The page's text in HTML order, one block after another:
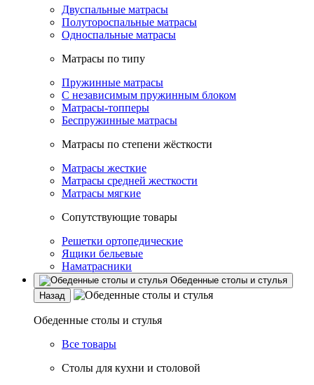
Двуспальные матрасы
Полутороспальные матрасы
Односпальные матрасы
Матрасы по типу
Пружинные матрасы
С независимым пружинным блоком
Матрасы-топперы
Беспружинные матрасы
Матрасы по степени жёсткости
Матрасы жесткие
Матрасы средней жесткости
Матрасы мягкие
Сопутствующие товары
Решетки ортопедические
Ящики бельевые
Наматрасники
Обеденные столы и стулья
Назад
Обеденные столы и стулья
Все товары
Столы для кухни и столовой